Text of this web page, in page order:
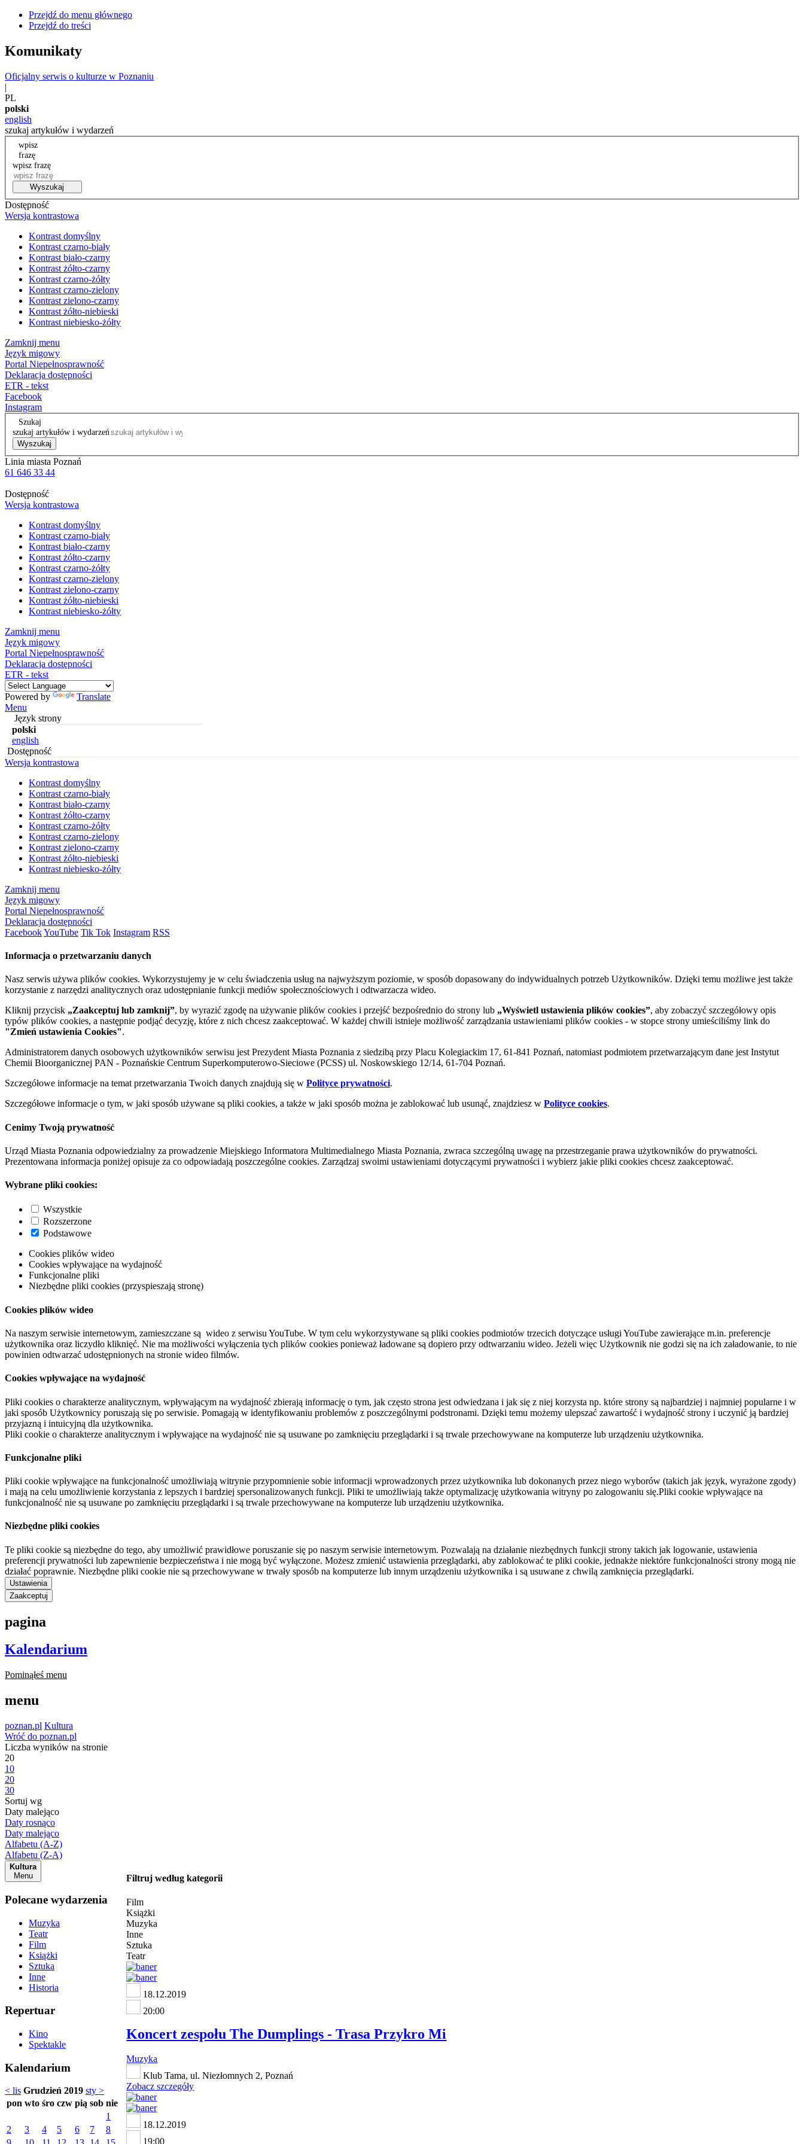
Przejdź do menu głównego
Przejdź do treści
Komunikaty
Oficjalny serwis o kulturze w Poznaniu
|
PL
polski
english
szukaj artykułów i wydarzeń
wpisz
frazę
wpisz frazę
Wyszukaj
Dostępność
Wersja kontrastowa
Kontrast domyślny
Kontrast czarno-biały
Kontrast biało-czarny
Kontrast żółto-czarny
Kontrast czarno-żółty
Kontrast czarno-zielony
Kontrast zielono-czarny
Kontrast żółto-niebieski
Kontrast niebiesko-żółty
Zamknij menu
Język migowy
Portal Niepełnosprawność
Deklaracja dostępności
ETR - tekst
Facebook
Instagram
Szukaj
szukaj artykułów i wydarzeń
Wyszukaj
Linia miasta Poznań
61 646 33 44
Dostępność
Wersja kontrastowa
Kontrast domyślny
Kontrast czarno-biały
Kontrast biało-czarny
Kontrast żółto-czarny
Kontrast czarno-żółty
Kontrast czarno-zielony
Kontrast zielono-czarny
Kontrast żółto-niebieski
Kontrast niebiesko-żółty
Zamknij menu
Język migowy
Portal Niepełnosprawność
Deklaracja dostępności
ETR - tekst
Powered by
Translate
Menu
Język strony
polski
english
Dostępność
Wersja kontrastowa
Kontrast domyślny
Kontrast czarno-biały
Kontrast biało-czarny
Kontrast żółto-czarny
Kontrast czarno-żółty
Kontrast czarno-zielony
Kontrast zielono-czarny
Kontrast żółto-niebieski
Kontrast niebiesko-żółty
Zamknij menu
Język migowy
Portal Niepełnosprawność
Deklaracja dostępności
FacebookYouTube Tik Tok Instagram RSS
Informacja o przetwarzaniu danych
Nasz serwis używa plików cookies. Wykorzystujemy je w celu świadczenia usług na najwyższym poziomie, w sposób dopasowany do indywidualnych potrzeb Użytkowników. Dzięki temu możliwe jest także
korzystanie z narzędzi analitycznych oraz udostępnianie funkcji mediów społecznościowych i odtwarzacza wideo.
Kliknij przycisk „Zaakceptuj lub zamknij”, by wyrazić zgodę na używanie plików cookies i przejść bezpośrednio do strony lub „Wyświetl ustawienia plików cookies”, aby zobaczyć szczegółowy opis
typów plików cookies, a następnie podjąć decyzję, które z nich chcesz zaakceptować. W każdej chwili istnieje możliwość zarządzania ustawieniami plików cookies - w stopce strony umieściliśmy link do
"Zmień ustawienia Cookies".
Administratorem danych osobowych użytkowników serwisu jest Prezydent Miasta Poznania z siedzibą przy Placu Kolegiackim 17, 61-841 Poznań, natomiast podmiotem przetwarzającym dane jest Instytut
Chemii Bioorganicznej PAN - Poznańskie Centrum Superkomputerowo-Sieciowe (PCSS) ul. Noskowskiego 12/14, 61-704 Poznań.
Szczegółowe informacje na temat przetwarzania Twoich danych znajdują się w Polityce prywatności.
Szczegółowe informacje o tym, w jaki sposób używane są pliki cookies, a także w jaki sposób można je zablokować lub usunąć, znajdziesz w Polityce cookies.
Cenimy Twoją prywatność
Urząd Miasta Poznania odpowiedzialny za prowadzenie Miejskiego Informatora Multimedialnego Miasta Poznania, zwraca szczególną uwagę na przestrzeganie prawa użytkowników do prywatności.
Prezentowana informacja poniżej opisuje za co odpowiadają poszczególne cookies. Zarządzaj swoimi ustawieniami dotyczącymi prywatności i wybierz jakie pliki cookies chcesz zaakceptować.
Wybrane pliki cookies:
Wszystkie
Rozszerzone
Podstawowe
Cookies plików wideo
Cookies wpływające na wydajność
Funkcjonalne pliki
Niezbędne pliki cookies (przyspieszają stronę)
Cookies plików wideo
Na naszym serwisie internetowym, zamieszczane są wideo z serwisu YouTube. W tym celu wykorzystywane są pliki cookies podmiotów trzecich dotyczące usługi YouTube zawierające m.in. preferencje
użytkownika oraz liczydło kliknięć. Nie ma możliwości wyłączenia tych plików cookies ponieważ ładowane są dopiero przy odtwarzaniu wideo. Jeżeli więc Użytkownik nie godzi się na ich załadowanie, to nie
powinien odtwarzać udostępnionych na stronie wideo filmów.
Cookies wpływające na wydajność
Pliki cookies o charakterze analitycznym, wpływającym na wydajność zbierają informację o tym, jak często strona jest odwiedzana i jak się z niej korzysta np. które strony są najbardziej i najmniej popularne i w
jaki sposób Użytkownicy poruszają się po serwisie. Pomagają w identyfikowaniu problemów z poszczególnymi podstronami. Dzięki temu możemy ulepszać zawartość i wydajność strony i uczynić ją bardziej
przyjazną i intuicyjną dla użytkownika.
Pliki cookie o charakterze analitycznym i wpływające na wydajność nie są usuwane po zamknięciu przeglądarki i są trwale przechowywane na komputerze lub urządzeniu użytkownika.
Funkcjonalne pliki
Pliki cookie wpływające na funkcjonalność umożliwiają witrynie przypomnienie sobie informacji wprowadzonych przez użytkownika lub dokonanych przez niego wyborów (takich jak język, wyrażone zgody)
i mają na celu umożliwienie korzystania z lepszych i bardziej spersonalizowanych funkcji. Pliki te umożliwiają także optymalizację użytkowania witryny po zalogowaniu się.Pliki cookie wpływające na
funkcjonalność nie są usuwane po zamknięciu przeglądarki i są trwale przechowywane na komputerze lub urządzeniu użytkownika.
Niezbędne pliki cookies
Te pliki cookie są niezbędne do tego, aby umożliwić prawidłowe poruszanie się po naszym serwisie internetowym. Pozwalają na działanie niezbędnych funkcji strony takich jak logowanie, ustawienia
preferencji prywatności lub zapewnienie bezpieczeństwa i nie mogą być wyłączone. Możesz zmienić ustawienia przeglądarki, aby zablokować te pliki cookie, jednakże niektóre funkcjonalności strony mogą nie
działać poprawnie. Niezbędne pliki cookie nie są przechowywane w trwały sposób na komputerze lub innym urządzeniu użytkownika i są usuwane z chwilą zamknięcia przeglądarki.
Ustawienia
Zaakceptuj
pagina
Kalendarium
Pominąłeś menu
menu
poznan.pl Kultura
Wróć do poznan.pl
Liczba wyników na stronie
20
10
20
30
Sortuj wg
Daty malejąco
Daty rosnąco
Daty malejąco
Alfabetu (A-Z)
Alfabetu (Z-A)
Kultura
Menu
Polecane wydarzenia
Muzyka
Teatr
Film
Książki
Sztuka
Inne
Historia
Repertuar
Kino
Spektakle
Kalendarium
< lis Grudzień 2019 sty >
pon wto śro czw pią sob nie
1
2
3 4 5 6 7
8
Filtruj według kategorii
Film
Książki
Muzyka
Inne
Sztuka
Teatr
18.12.2019
20:00
Koncert zespołu The Dumplings - Trasa Przykro Mi
Muzyka
Klub Tama, ul. Niezłomnych 2, Poznań
Zobacz szczegóły
18.12.2019
19:00